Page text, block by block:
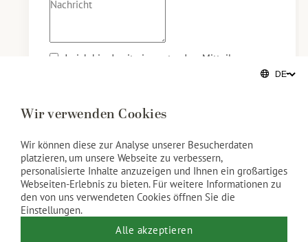
Ja, ich bin damit einverstanden, Mitteilungen zu
erhalten. Bitte geben Sie Ihr Einverständnis durch
Wir verwenden Cookies
Wir können diese zur Analyse unserer Besucherdaten
platzieren, um unsere Webseite zu verbessern,
personalisierte Inhalte anzuzeigen und Ihnen ein großartiges
Webseiten-Erlebnis zu bieten. Für weitere Informationen zu
den von uns verwendeten Cookies öffnen Sie die
Einstellungen.
Alle akzeptieren